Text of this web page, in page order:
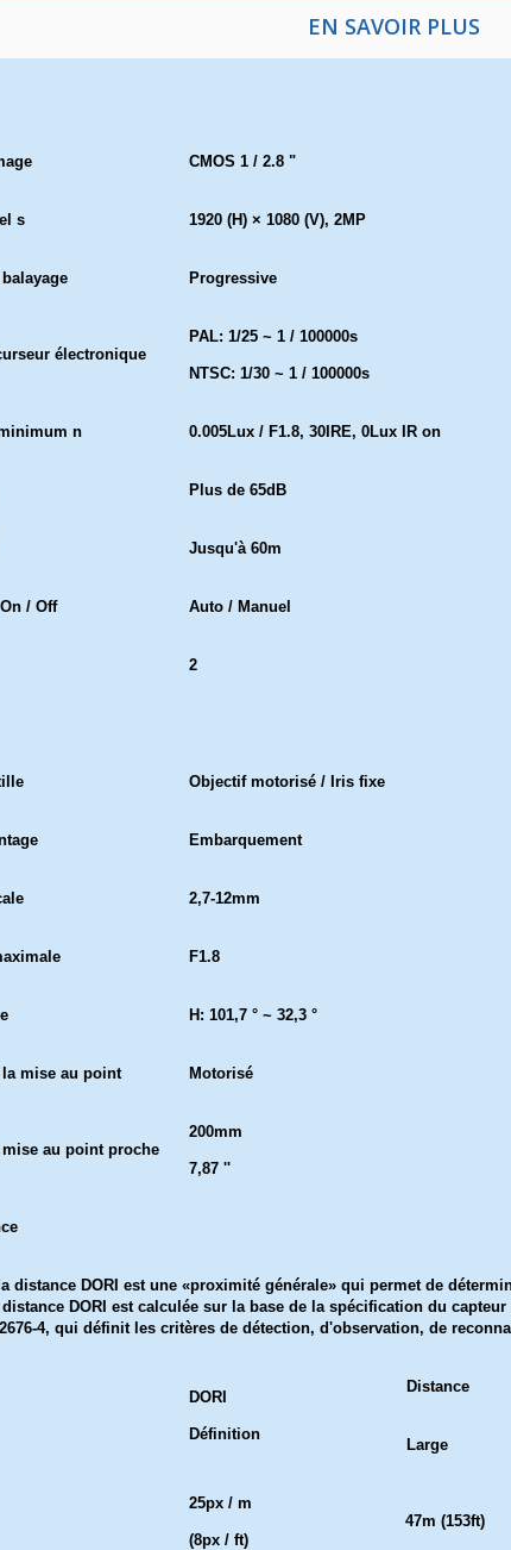
EN SAVOIR PLUS
CMOS 1 / 2.8 "
s 1920 (H) × 1080 (V), 2MP
Progressive
électronique
PAL: 1/25 ~ 1 / 100000s
NTSC: 1/30 ~ 1 / 100000s
n 0.005Lux / F1.8, 30IRE, 0Lux IR on
Plus de 65dB
Jusqu'à 60m
/ Off Auto / Manuel
2
Objectif motorisé / Iris fixe
Embarquement
2,7-12mm
F1.8
H: 101,7 ° ~ 32,3 °
mise au point Motorisé
mise au point proche
200mm
7,87 ''
distance DORI est une «proximité générale» qui permet de
DORI est calculée sur la base de la spécification du
4, qui définit les critères de détection, d'observation, de
DORI
Définition
Distance
Large
25px / m
(8px / ft)
47m (153ft)